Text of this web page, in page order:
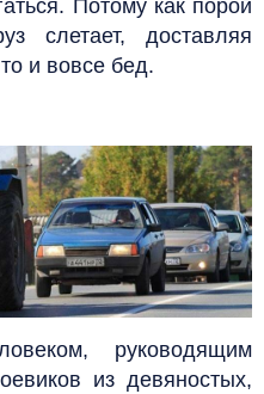
Потому как порой
слетает, доставляя
и вовсе бед.
руководящим
из девяностых,